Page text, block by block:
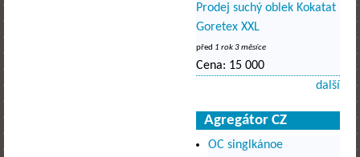
Prodej suchý oblek Kokatat
Goretex XXL
před 1 rok 3 měsíce
Cena: 15 000
další
Agregátor CZ
OC singlkánoe